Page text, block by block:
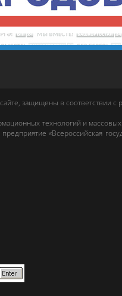
защищены в соответствии
технологий и
«Всероссийская